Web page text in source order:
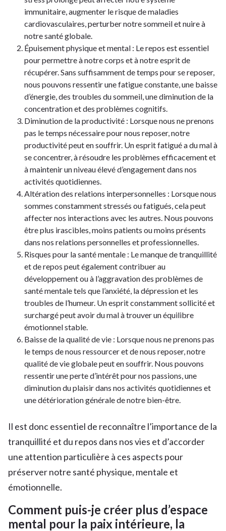
immunitaire, augmenter le risque de maladies
cardiovasculaires, perturber notre sommeil et nuire à
notre santé globale.
Épuisement physique et mental : Le repos est essentiel
pour permettre à notre corps et à notre esprit de
récupérer. Sans suffisamment de temps pour se reposer,
nous pouvons ressentir une fatigue constante, une baisse
d’énergie, des troubles du sommeil, une diminution de la
concentration et des problèmes cognitifs.
Diminution de la productivité : Lorsque nous ne prenons
pas le temps nécessaire pour nous reposer, notre
productivité peut en souffrir. Un esprit fatigué a du mal à
se concentrer, à résoudre les problèmes efficacement et
à maintenir un niveau élevé d’engagement dans nos
activités quotidiennes.
Altération des relations interpersonnelles : Lorsque nous
sommes constamment stressés ou fatigués, cela peut
affecter nos interactions avec les autres. Nous pouvons
être plus irascibles, moins patients ou moins présents
dans nos relations personnelles et professionnelles.
Risques pour la santé mentale : Le manque de tranquillité
et de repos peut également contribuer au
développement ou à l’aggravation des problèmes de
santé mentale tels que l’anxiété, la dépression et les
troubles de l’humeur. Un esprit constamment sollicité et
surchargé peut avoir du mal à trouver un équilibre
émotionnel stable.
Baisse de la qualité de vie : Lorsque nous ne prenons pas
le temps de nous ressourcer et de nous reposer, notre
qualité de vie globale peut en souffrir. Nous pouvons
ressentir une perte d’intérêt pour nos passions, une
diminution du plaisir dans nos activités quotidiennes et
une détérioration générale de notre bien-être.
Il est donc essentiel de reconnaître l’importance de la
tranquillité et du repos dans nos vies et d’accorder
une attention particulière à ces aspects pour
préserver notre santé physique, mentale et
émotionnelle.
Comment puis-je créer plus d’espace
mental pour la paix intérieure, la